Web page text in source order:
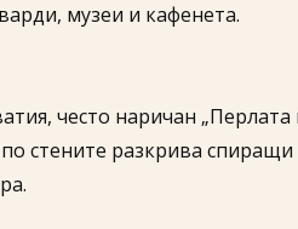
музеи и кафенета.
често наричан „Перлата
стените разкрива